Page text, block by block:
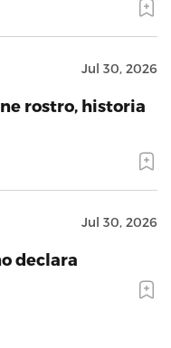
Jul 30, 2026
rostro, historia
Jul 30, 2026
declara